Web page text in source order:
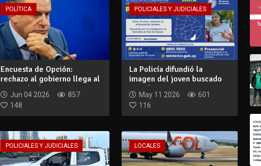
POLÍTICA
Encuesta de Opción:
rechazo al gobierno llega al
48% y dupli...
Jun 04 2026
857
148
POLICIALES Y JUDICIALES
La Policía difundió la
imagen del joven buscado
por el crime...
May 11 2026
601
116
POLICIALES Y JUDICIALES LOCALES